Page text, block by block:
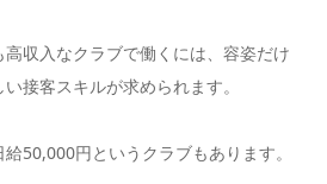
収入なクラブで働くには、容姿だけ
接客スキルが求められます。
50,000円というクラブもあります。